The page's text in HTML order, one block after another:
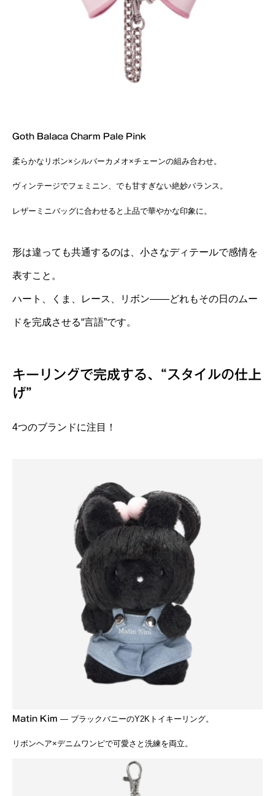
Goth Balaca Charm Pale Pink
柔らかなリボン×シルバーカメオ×チェーンの組み合わせ。
ヴィンテージでフェミニン、でも甘すぎない絶妙バランス。
レザーミニバッグに合わせると上品で華やかな印象に。
形は違っても共通するのは、小さなディテールで感情を
表すこと。
ハート、くま、レース、リボン——どれもその日のムー
ドを完成させる“言語”です。
キーリングで完成する、“スタイルの仕上
げ”
4つのブランドに注目！
Matin Kim — ブラックバニーのY2Kトイキーリング。
リボンヘア×デニムワンピで可愛さと洗練を両立。